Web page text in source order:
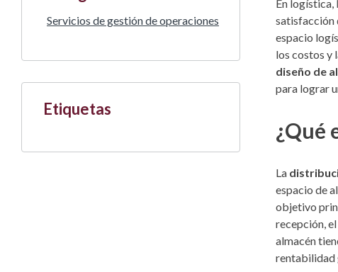
Servicios de gestión de operaciones
Etiquetas
En logística,
satisfacción
espacio
los costos y
diseño de
para lograr
¿Qué
La
espacio de
objetivo
recepción,
almacén
rentabilidad